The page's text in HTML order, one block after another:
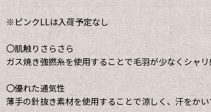
※ピンクLLは入荷予定なし
〇肌触りさらさら
ガス焼き強撚糸を使用することで毛羽が少なくシャ
〇優れた通気性
薄手の針抜き素材を使用することで涼しく、汗をかい